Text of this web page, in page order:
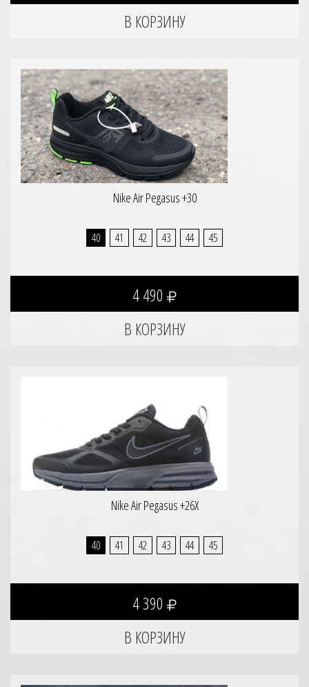
Nike Air Pegasus +30
40 41 42 43 44 45
4 490
Nike Air Pegasus +26X
40 41 42 43 44 45
4 390